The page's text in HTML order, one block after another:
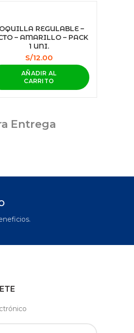
REGULABLE –
– AMARILLO – PACK
1 UNI.
S/12.00
AÑADIR AL
CARRITO
Entrega